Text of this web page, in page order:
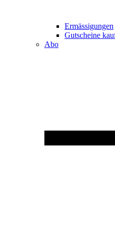
Ermässigungen
Gutscheine
Abo